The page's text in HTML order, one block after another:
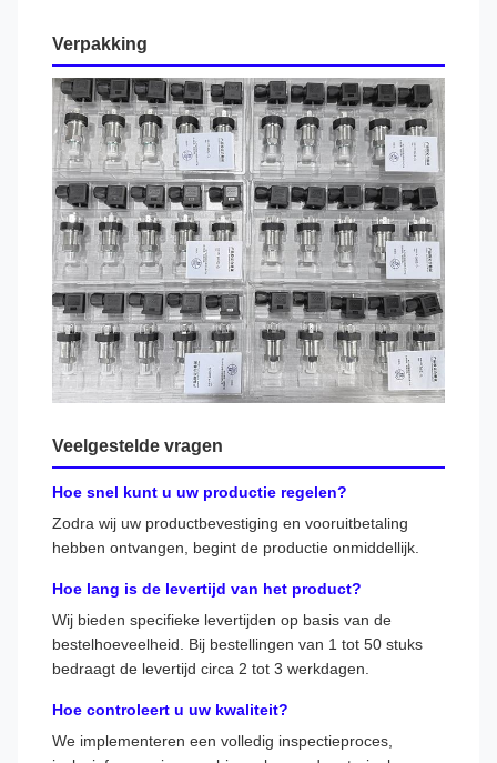
Verpakking
Veelgestelde vragen
Hoe snel kunt u uw productie regelen?
Zodra wij uw productbevestiging en vooruitbetaling
hebben ontvangen, begint de productie onmiddellijk.
Hoe lang is de levertijd van het product?
Wij bieden specifieke levertijden op basis van de
bestelhoeveelheid. Bij bestellingen van 1 tot 50 stuks
bedraagt ​​de levertijd circa 2 tot 3 werkdagen.
Hoe controleert u uw kwaliteit?
We implementeren een volledig inspectieproces,